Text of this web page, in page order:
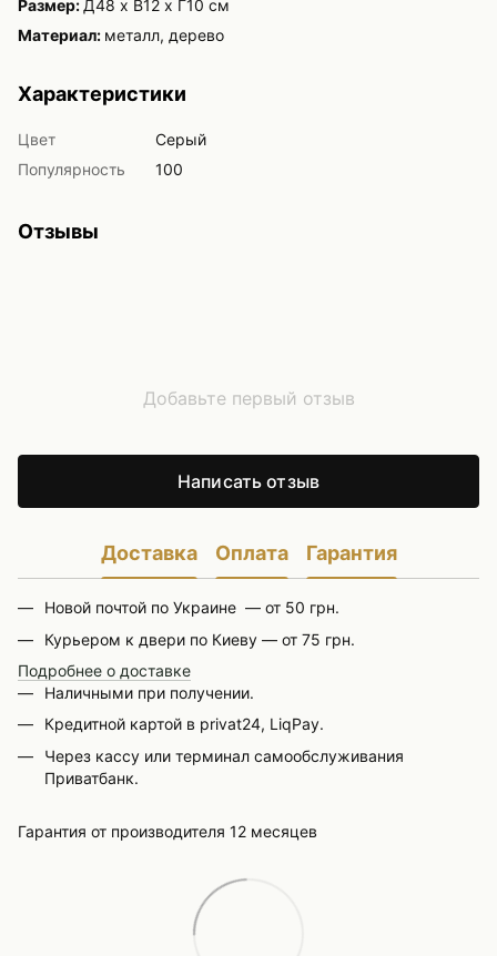
Размер: Д48 x В12 х Г10 см
Материал: металл, дерево
Характеристики
Цвет
Cерый
Популярность
100
Отзывы
Добавьте первый отзыв
Написать отзыв
Доставка Оплата Гарантия
Новой почтой по Украине — от 50 грн.
Курьером к двери по Киеву — от 75 грн.
Подробнее о доставке
Наличными при получении.
Кредитной картой в privat24, LiqPay.
Через кассу или терминал самообслуживания
Приватбанк.
Гарантия от производителя 12 месяцев